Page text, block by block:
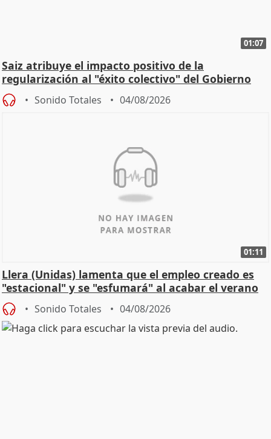
01:07
Saiz atribuye el impacto positivo de la
regularización al "éxito colectivo" del Gobierno
Sonido Totales 04/08/2026
01:11
Llera (Unidas) lamenta que el empleo creado es
"estacional" y se "esfumará" al acabar el verano
Sonido Totales 04/08/2026